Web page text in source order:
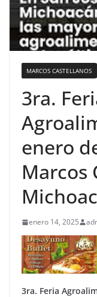
MARCOS CASTELLANOS
3ra.
enero
Marcos
enero 14, 2025
3ra. Feria